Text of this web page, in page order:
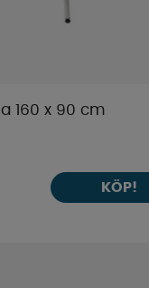
160 x 90 cm
KÖP!